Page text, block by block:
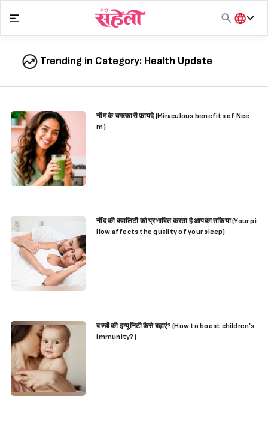
content
हिंदी
Trending in Category: Health Update
नीम के चमत्कारी फ़ायदे (Miraculous benefits of Nee
m)
नींद की क्वालिटी को प्रभावित करता है आपका तकिया (Your pi
llow affects the quality of your sleep)
बच्चों की‌ इम्यूनिटी‌ कैसे बढ़ाएं? (How to boost children’s
immunity?)